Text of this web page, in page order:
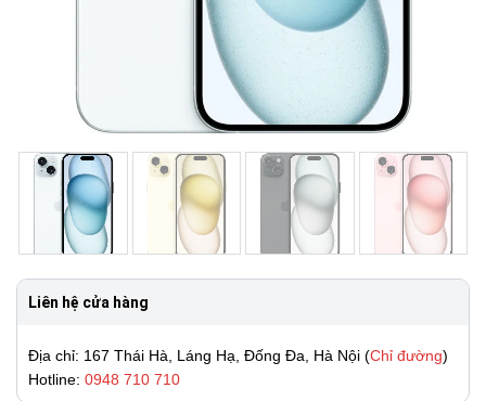
Liên hệ cửa hàng
Địa chỉ: 167 Thái Hà, Láng Hạ, Đống Đa, Hà Nội (Chỉ đường)
Hotline: 0948 710 710